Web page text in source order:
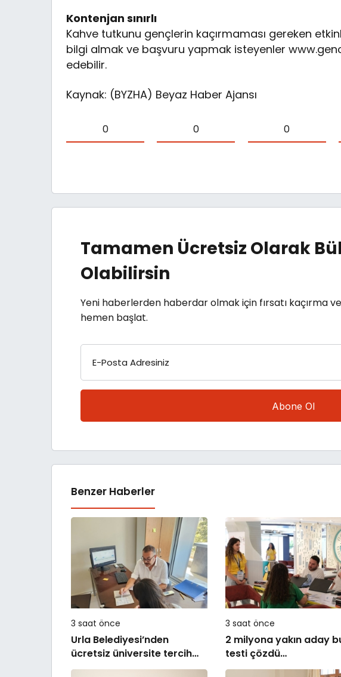
Kontenjan sınırlı
Kahve tutkunu gençlerin kaçırmaması gereken
bilgi almak ve başvuru yapmak isteyenler
edebilir.
Kaynak: (BYZHA) Beyaz Haber Ajansı
0 0 0
Tamamen Ücretsiz Olarak
Olabilirsin
Yeni haberlerden haberdar olmak için fırsatı kaçırma
hemen başlat.
E-Posta Adresiniz
Benzer Haberler
3 saat önce
Urla Belediyesi’nden
ücretsiz üniversite tercih
danışmanlığı
3 saat önce
2 milyona yakın aday
testi çözdü…